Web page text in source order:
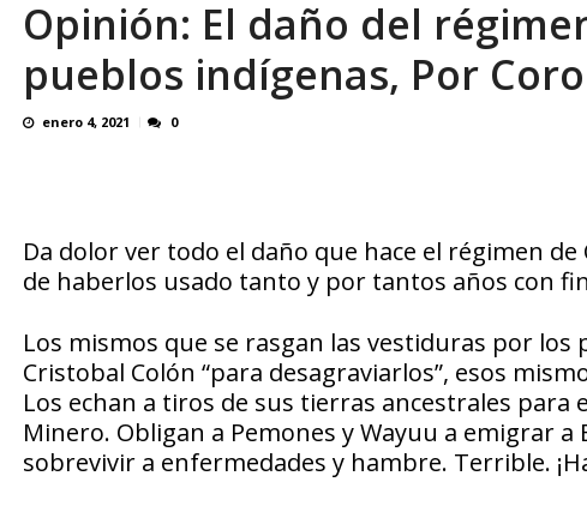
Familiares realizaron nueva vigilia en El Rodeo
Opinión: El daño del
pueblos indígenas, Por
enero 4, 2021 0
Da dolor ver todo el daño que hace el régimen
de haberlos usado tanto y por tantos años con
Los mismos que se rasgan las vestiduras por
Cristobal Colón “para desagraviarlos”, esos
Los echan a tiros de sus tierras ancestrales
Minero. Obligan a Pemones y Wayuu a emigrar
sobrevivir a enfermedades y hambre. Terrible.